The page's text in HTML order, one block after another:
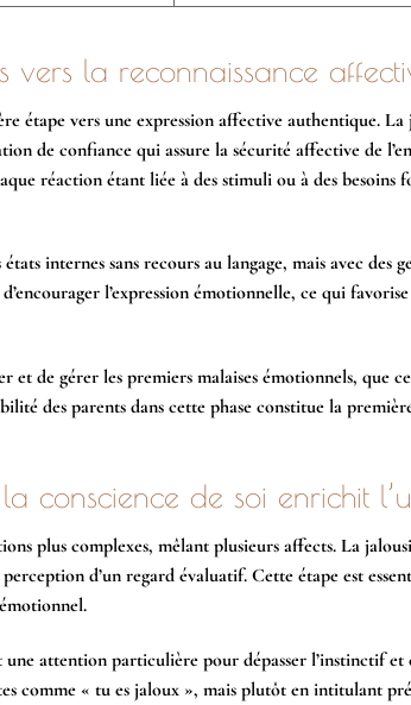
vers la reconnaissance
étape vers une expression affective authentique.
de confiance qui assure la sécurité affective de
réaction étant liée à des stimuli ou à des besoins
internes sans recours au langage, mais avec des
l’expression émotionnelle, ce qui
et de gérer les premiers malaises émotionnels, que
des parents dans cette phase constitue la
conscience de soi enrichit
plus complexes, mêlant plusieurs affects. La
d’un regard évaluatif. Cette étape est
une attention particulière pour dépasser l’instinctif
comme « tu es jaloux », mais plutôt en intitulant